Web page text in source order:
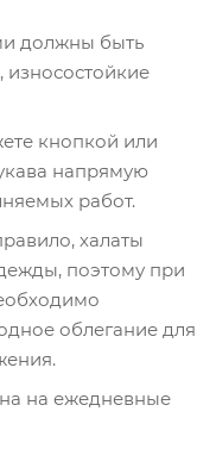
должны быть
износостойкие
кнопкой или
напрямую
работ.
халаты
поэтому при
облегание для
на ежедневные